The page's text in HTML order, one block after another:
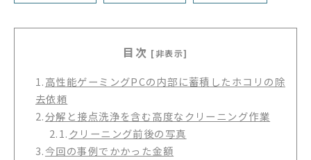
目次 [非表示]
1.高性能ゲーミングPCの内部に蓄積したホコリの除
去依頼
2.分解と接点洗浄を含む高度なクリーニング作業
2.1.クリーニング前後の写真
3.今回の事例でかかった金額